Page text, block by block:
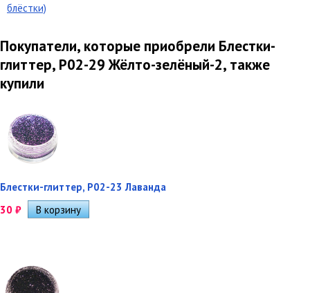
блёстки)
Покупатели, которые приобрели Блестки-
глиттер, Р02-29 Жёлто-зелёный-2, также
купили
Блестки-глиттер, Р02-23 Лаванда
30 ₽